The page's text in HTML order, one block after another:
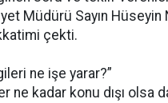
Müdürü Sayın Hüseyin
çekti.
ne işe yarar?”
ne kadar konu dışı olsa